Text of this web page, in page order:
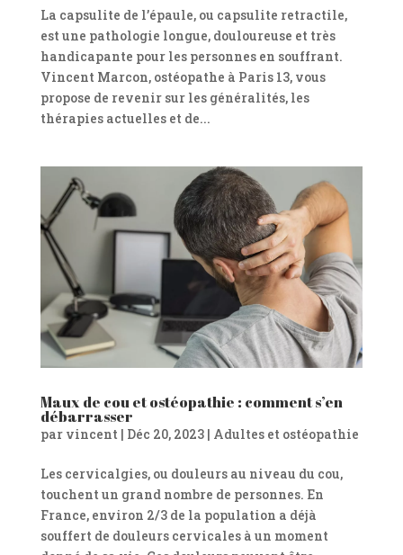
La capsulite de l’épaule, ou capsulite retractile,
est une pathologie longue, douloureuse et très
handicapante pour les personnes en souffrant.
Vincent Marcon, ostéopathe à Paris 13, vous
propose de revenir sur les généralités, les
thérapies actuelles et de...
Maux de cou et ostéopathie : comment s’en
débarrasser
par vincent | Déc 20, 2023| Adultes et ostéopathie
Les cervicalgies, ou douleurs au niveau du cou,
touchent un grand nombre de personnes. En
France, environ 2/3 de la population a déjà
souffert de douleurs cervicales à un moment